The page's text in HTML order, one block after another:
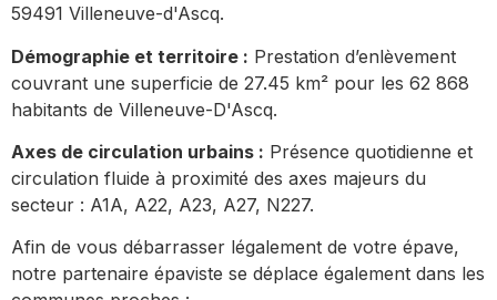
59491 Villeneuve-d'Ascq.
Démographie et territoire : Prestation d’enlèvement
couvrant une superficie de 27.45 km² pour les 62 868
habitants de Villeneuve-D'Ascq.
Axes de circulation urbains : Présence quotidienne et
circulation fluide à proximité des axes majeurs du
secteur : A1A, A22, A23, A27, N227.
Afin de vous débarrasser légalement de votre épave,
notre partenaire épaviste se déplace également dans les